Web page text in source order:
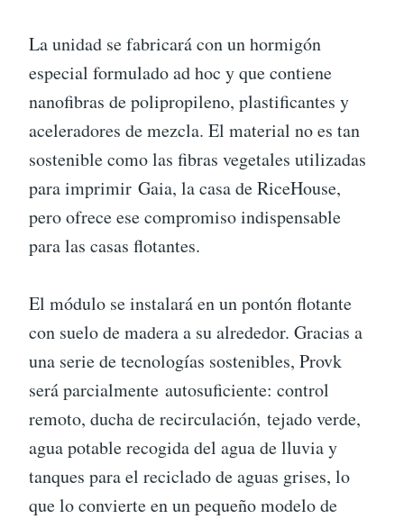
La unidad se fabricará con un hormigón
especial formulado ad hoc y que contiene
nanofibras de polipropileno, plastificantes y
aceleradores de mezcla. El material no es tan
sostenible como las fibras vegetales utilizadas
para imprimir Gaia, la casa de RiceHouse,
pero ofrece ese compromiso indispensable
para las casas flotantes.
El módulo se instalará en un pontón flotante
con suelo de madera a su alrededor. Gracias a
una serie de tecnologías sostenibles, Provk
será parcialmente autosuficiente: control
remoto, ducha de recirculación, tejado verde,
agua potable recogida del agua de lluvia y
tanques para el reciclado de aguas grises, lo
que lo convierte en un pequeño modelo de